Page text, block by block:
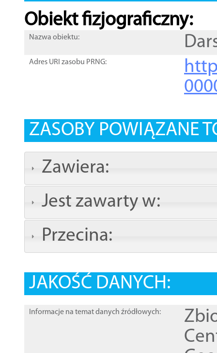
Obiekt fizjograficzny:
Nazwa obiektu:
Adres URI zasobu PRNG:
ZASOBY POWIĄZANE
Zawiera:
Jest zawarty w:
Przecina:
JAKOŚĆ DANYCH:
Informacje na temat danych źródłowych: